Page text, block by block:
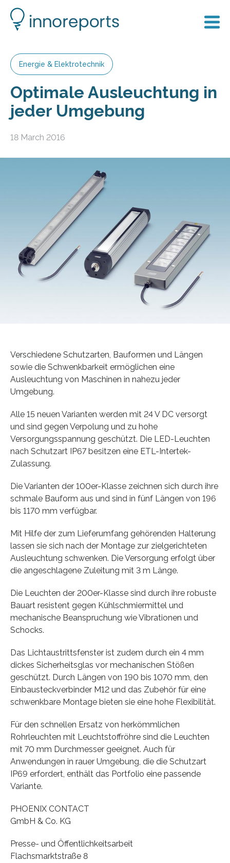
Energie & Elektrotechnik
Optimale Ausleuchtung in
jeder Umgebung
18 March 2016
Verschiedene Schutzarten, Bauformen und Längen
sowie die Schwenkbarkeit ermöglichen eine
Ausleuchtung von Maschinen in nahezu jeder
Umgebung.
Alle 15 neuen Varianten werden mit 24 V DC versorgt
und sind gegen Verpolung und zu hohe
Versorgungsspannung geschützt. Die LED-Leuchten
nach Schutzart IP67 besitzen eine ETL-Intertek-
Zulassung.
Die Varianten der 100er-Klasse zeichnen sich durch ihre
schmale Bauform aus und sind in fünf Längen von 196
bis 1170 mm verfügbar.
Mit Hilfe der zum Lieferumfang gehörenden Halterung
lassen sie sich nach der Montage zur zielgerichteten
Ausleuchtung schwenken. Die Versorgung erfolgt über
die angeschlagene Zuleitung mit 3 m Länge.
Die Leuchten der 200er-Klasse sind durch ihre robuste
Bauart resistent gegen Kühlschmiermittel und
mechanische Beanspruchung wie Vibrationen und
Schocks.
Das Lichtaustrittsfenster ist zudem durch ein 4 mm
dickes Sicherheitsglas vor mechanischen Stößen
geschützt. Durch Längen von 190 bis 1070 mm, den
Einbausteckverbinder M12 und das Zubehör für eine
schwenkbare Montage bieten sie eine hohe Flexibilität.
Für den schnellen Ersatz von herkömmlichen
Rohrleuchten mit Leuchtstoffröhre sind die Leuchten
mit 70 mm Durchmesser geeignet. Auch für
Anwendungen in rauer Umgebung, die die Schutzart
IP69 erfordert, enthält das Portfolio eine passende
Variante.
PHOENIX CONTACT
GmbH & Co. KG
Presse- und Öffentlichkeitsarbeit
Flachsmarktstraße 8